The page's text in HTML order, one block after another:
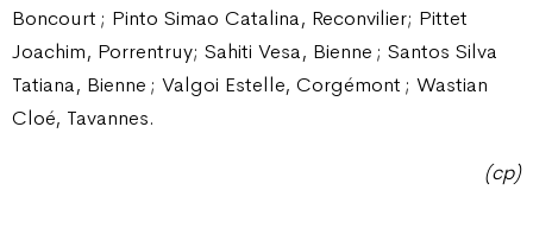
Boncourt ; Pinto Simao Catalina, Reconvilier; Pittet
Joachim, Porrentruy; Sahiti Vesa, Bienne ; Santos Silva
Tatiana, Bienne ; Valgoi Estelle, Corgémont ; Wastian
Cloé, Tavannes.
(cp)